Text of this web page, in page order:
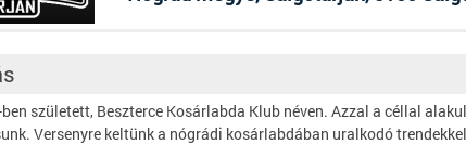
született, Beszterce Kosárlabda Klub néven. Azzal a céllal
Versenyre keltünk a nógrádi kosárlabdában uralkodó